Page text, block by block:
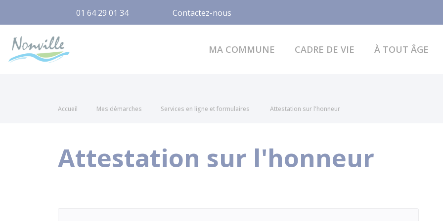
01 64 29 01 34 Contactez-nous
MA COMMUNE CADRE DE VIE À TOUT ÂGE
Accueil Mes démarches Services en ligne et formulaires Attestation sur l'honneur
Attestation sur l'honneur